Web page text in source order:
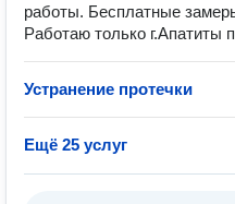
работы. Бесплатные
Работаю только г.Апатиты
Устранение протечки
Ещё 25 услуг